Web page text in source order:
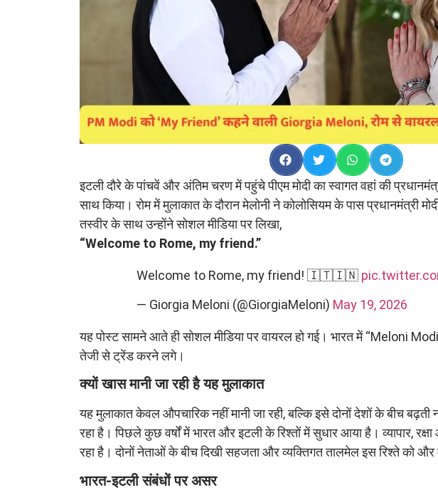
इटली दौरे के पांचवें और अंतिम चरण में पहुंचे पीएम मोदी का स्वागत वहां की
साथ किया। रोम में मुलाकात के दौरान मेलोनी ने कोलोसियम के पास प्रधानमंत्री
तस्वीर के साथ उन्होंने सोशल मीडिया पर लिखा,
“Welcome to Rome, my friend.”
Welcome to Rome, my friend! 🇮🇹🇮🇳
— Giorgia Meloni (@GiorgiaMeloni) May 19, 2026
यह पोस्ट सामने आते ही सोशल मीडिया पर वायरल हो गई। भारत में “Meloni
तेजी से ट्रेंड करने लगे।
क्यों खास मानी जा रही है यह मुलाकात
यह मुलाकात केवल औपचारिक नहीं मानी जा रही, बल्कि इसे दोनों देशों के बीच
रहा है। पिछले कुछ वर्षों में भारत और इटली के रिश्तों में सुधार आया है। व्यापार,
रहा है। दोनों नेताओं के बीच दिखी सहजता और व्यक्तिगत तालमेल इस रिश्ते को
भारत-इटली संबंधों पर असर